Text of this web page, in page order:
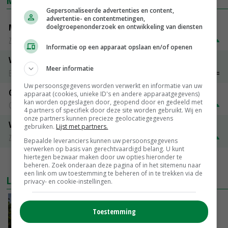
Magere melkpoeder
Zuivel NL
Vleeskuikens 2001-2600 gr
Barneveld
Gerst
Groningen
€ 197,00 € 2,00
Volle melkpoeder
Zuivel NL
€ 345,00
MEER MARKTPRIJZEN
LAATSTE NIEUWS
Kamervragen over onttrekkingsverbod,
minister spreekt van ‘ondernemersrisico’
GISTEREN, 16:27
Gepersonaliseerde advertenties en content,
advertentie- en contentmetingen,
doelgroepenonderzoek en ontwikkeling van diensten
Informatie op een apparaat opslaan en/of openen
Meer informatie
Uw persoonsgegevens worden verwerkt en informatie van uw
apparaat (cookies, unieke ID's en andere apparaatgegevens)
kan worden opgeslagen door, geopend door en gedeeld met
4 partners of specifiek door deze site worden gebruikt. Wij en
onze partners kunnen precieze geolocatiegegevens
gebruiken. Lijst met partners.
Bepaalde leveranciers kunnen uw persoonsgegevens
verwerken op basis van gerechtvaardigd belang. U kunt
hiertegen bezwaar maken door uw opties hieronder te
beheren. Zoek onderaan deze pagina of in het sitemenu naar
een link om uw toestemming te beheren of in te trekken via de
privacy- en cookie-instellingen.
Toestemming